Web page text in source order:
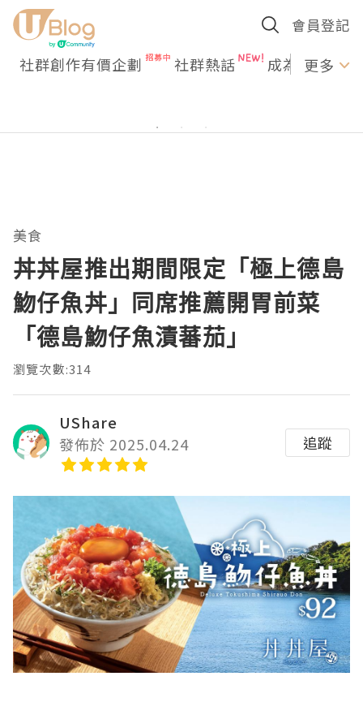
會員登記
社群創作有價企劃 社群熱話 成為U更多
美食
丼丼屋推出期間限定「極上德島
魩仔魚丼」同席推薦開胃前菜
「德島魩仔魚漬蕃茄」
瀏覽次數:314
UShare
發佈於 2025.04.24
追蹤